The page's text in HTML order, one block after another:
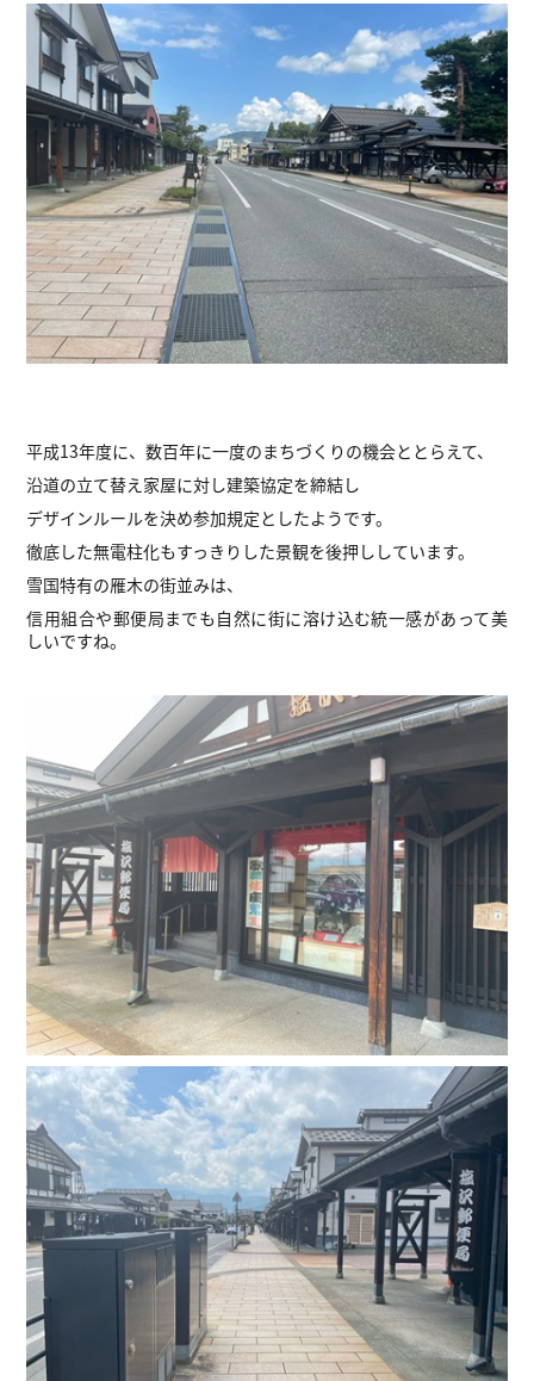
平成13年度に、数百年に一度のまちづくりの機会ととらえて、
沿道の立て替え家屋に対し建築協定を締結し
デザインルールを決め参加規定としたようです。
徹底した無電柱化もすっきりした景観を後押ししています。
雪国特有の雁木の街並みは、
信用組合や郵便局までも自然に街に溶け込む統一感があって美
しいですね。